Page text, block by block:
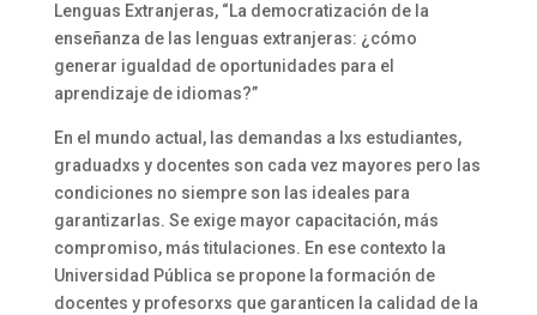
Lenguas Extranjeras, “La democratización de la
enseñanza de las lenguas extranjeras: ¿cómo
generar igualdad de oportunidades para el
aprendizaje de idiomas?”
En el mundo actual, las demandas a lxs estudiantes,
graduadxs y docentes son cada vez mayores pero las
condiciones no siempre son las ideales para
garantizarlas. Se exige mayor capacitación, más
compromiso, más titulaciones. En ese contexto la
Universidad Pública se propone la formación de
docentes y profesorxs que garanticen la calidad de la